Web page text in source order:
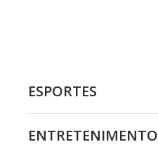
ESPORTES
ENTRETENIMENTO